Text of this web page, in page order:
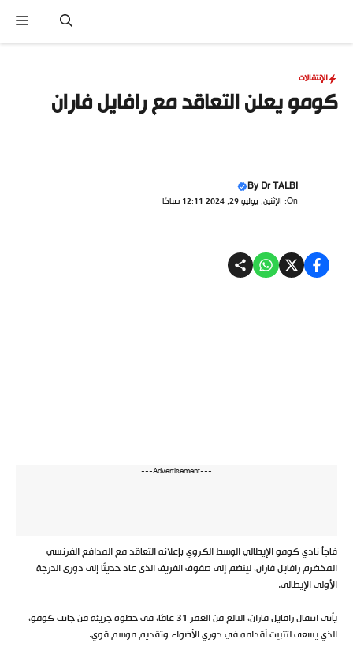
المحتوى
الإنتقالات
كومو يعلن التعاقد مع رافايل فاران
ByDr TALBI
On: الإثنين, يوليو 29, 2024 12:11 صباحًا
---Advertisement---
فاجأ نادي كومو الإيطالي الوسط الكروي بإعلانه التعاقد مع المدافع الفرنسي
المخضرم رافايل فاران، لينضم إلى صفوف الفريق الذي عاد حديثًا إلى دوري الدرجة
الأولى الإيطالي.
يأتي انتقال رافايل فاران، البالغ من العمر 31 عامًا، في خطوة جريئة من جانب كومو،
الذي يسعى لتثبيت أقدامه في دوري الأضواء وتقديم موسم قوي.